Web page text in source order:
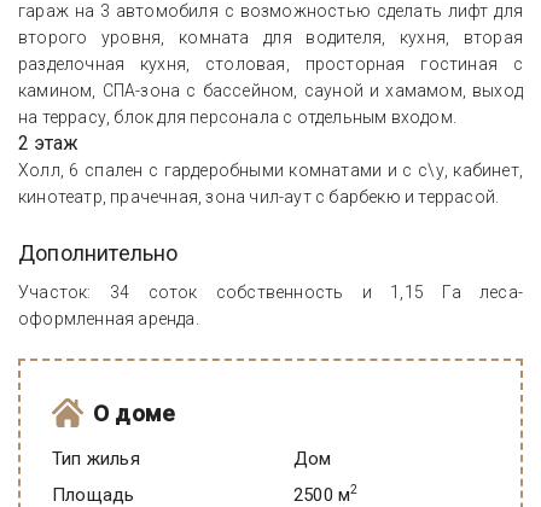
гараж на 3 автомобиля с возможностью сделать лифт для
второго уровня, комната для водителя, кухня, вторая
разделочная кухня, столовая, просторная гостиная с
камином, СПА-зона с бассейном, сауной и хамамом, выход
на террасу, блок для персонала с отдельным входом.
2 этаж
Холл, 6 спален с гардеробными комнатами и с с\у, кабинет,
кинотеатр, прачечная, зона чил-аут с барбекю и террасой.
Дополнительно
Участок: 34 соток собственность и 1,15 Га леса-
оформленная аренда.
О доме
Тип жилья
Дом
Площадь
2500 м2